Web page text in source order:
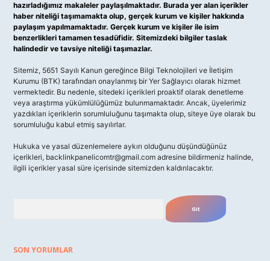
hazırladığımız makaleler paylaşılmaktadır. Burada yer alan içerikler
haber niteliği taşımamakta olup, gerçek kurum ve kişiler hakkında
paylaşım yapılmamaktadır. Gerçek kurum ve kişiler ile isim
benzerlikleri tamamen tesadüfidir. Sitemizdeki bilgiler taslak
halindedir ve tavsiye niteliği taşımazlar.
Sitemiz, 5651 Sayılı Kanun gereğince Bilgi Teknolojileri ve İletişim
Kurumu (BTK) tarafından onaylanmış bir Yer Sağlayıcı olarak hizmet
vermektedir. Bu nedenle, sitedeki içerikleri proaktif olarak denetleme
veya araştırma yükümlülüğümüz bulunmamaktadır. Ancak, üyelerimiz
yazdıkları içeriklerin sorumluluğunu taşımakta olup, siteye üye olarak bu
sorumluluğu kabul etmiş sayılırlar.
Hukuka ve yasal düzenlemelere aykırı olduğunu düşündüğünüz
içerikleri, backlinkpanelicomtr@gmail.com adresine bildirmeniz halinde,
ilgili içerikler yasal süre içerisinde sitemizden kaldırılacaktır.
SON YORUMLAR